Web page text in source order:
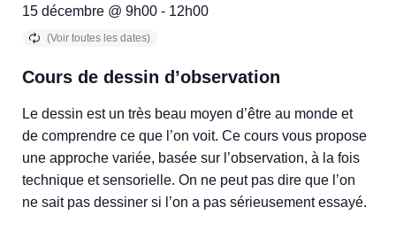
15 décembre @ 9h00 - 12h00
Cours de dessin d’observation
Le dessin est un très beau moyen d’être au monde et
de comprendre ce que l’on voit. Ce cours vous propose
une approche variée, basée sur l’observation, à la fois
technique et sensorielle. On ne peut pas dire que l’on
ne sait pas dessiner si l’on a pas sérieusement essayé.